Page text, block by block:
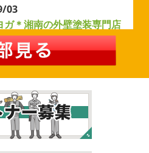
02
＊横浜・藤沢・寒川・茅
田原外壁塗装専門店＊
んにちは
ＧＷはいかがお
沿いにある公園で自転車の練
はキックボード派だったので
のですが、お友達の影響で欲
練 ...
26
03
ガ＊湘南の外壁塗装専門店
はい、可愛い～
ダウンド
がお上手に
伸ばしてる後ろ
ヨガブロックが
夏休み中で
抱っこすごい
子連れ歓迎ヨ
緒 ...
02